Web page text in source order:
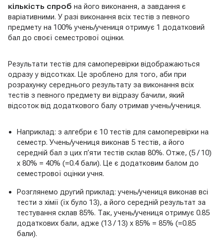
кількість спроб на його виконання, а завдання є
варіативними. У разі виконання всіх тестів з певного
предмету на 100% учень/учениця отримує 1 додатковий
бал до своєї семестрової оцінки.
Результати тестів для самоперевірки відображаються
одразу у відсотках. Це зроблено для того, аби при
розрахунку середнього результату за виконання всіх
тестів з певного предмету ви відразу бачили, який
відсоток від додаткового балу отримав учень/учениця.
Наприклад: з алгебри є 10 тестів для самоперевірки на
семестр. Учень/учениця виконав 5 тестів, а його
середній бал з цих п’яти тестів склав 80%. Отже, (5 / 10)
х 80% = 40% (=0.4 бали). Це є додатковим балом до
семестрової оцінки учня.
Розглянемо другий приклад: учень/учениця виконав всі
тести з хімії (їх було 13), а його середній результат за
тестування склав 85%. Так, учень/учениця отримує 0.85
додаткових бали, адже (13 / 13) х 85% = 85% (=0.85
бали).